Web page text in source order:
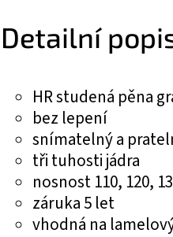
Detailní
HR studená pěna
bez lepení
snímatelný a
tři tuhosti jádra
nosnost 110, 120,
záruka 5 let
vhodná na